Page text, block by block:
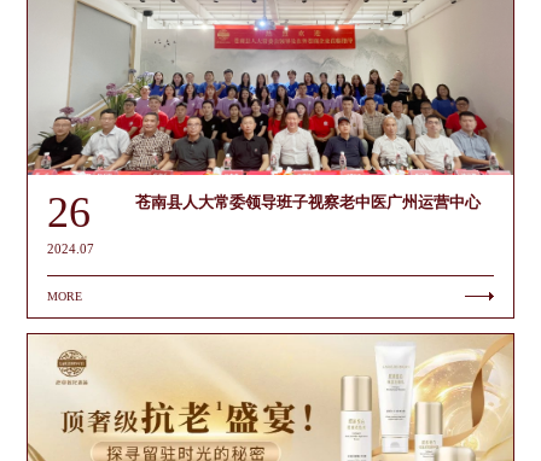
26
2024.07
苍南县人大常委领导班子视察老中医广州运营中心
MORE